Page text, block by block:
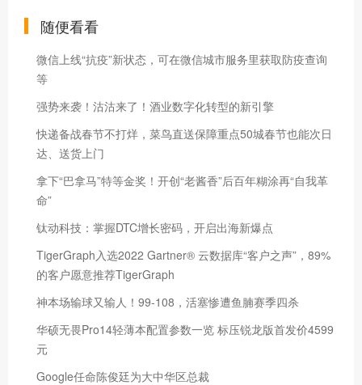
随便看看
微信上线“抗疫”新状态，可在微信城市服务里获取防疫查询
等
强势来袭！沽沽来了！酒业数字化转型的新引擎
快递备战春节不打烊，菜鸟直送保障重点50城春节也能次日
达、送货上门
拿下“巴拿马”特等金奖！开创“老酱香”后百年糊涂再“自我革
命”
钛动科技：掌握DTC增长密码，开启出海新爆点
TigerGraph入选2022 Gartner® 云数据库“客户之声”，89%
的客户愿意推荐TigerGraph
神本场输球又输人！99-108，活塞惨遭鱼腩赛季四杀
华硕无畏Pro14轻薄本配置参数一览 标压锐龙版首发价4599
元
Google任命陈俊廷为大中华区总裁